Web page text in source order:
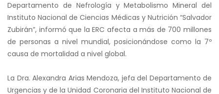
Departamento de Nefrología y Metabolismo Mineral del
Instituto Nacional de Ciencias Médicas y Nutrición “Salvador
Zubirán”, informó que la ERC afecta a más de 700 millones
de personas a nivel mundial, posicionándose como la 7º
causa de mortalidad a nivel global.
La Dra. Alexandra Arias Mendoza, jefa del Departamento de
Urgencias y de la Unidad Coronaria del Instituto Nacional de